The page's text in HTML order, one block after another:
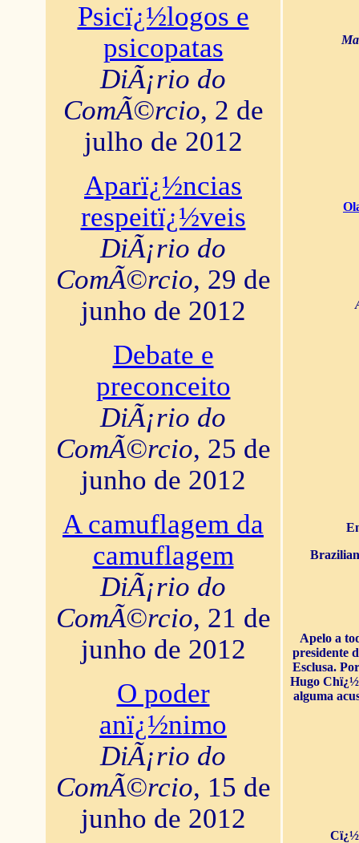
Psicï¿½logos e
psicopatas
DiÃ¡rio do
ComÃ©rcio, 2 de
julho de 2012
Aparï¿½ncias
respeitï¿½veis
DiÃ¡rio do
ComÃ©rcio, 29 de
junho de 2012
Debate e
preconceito
DiÃ¡rio do
ComÃ©rcio, 25 de
junho de 2012
A camuflagem da
camuflagem
DiÃ¡rio do
ComÃ©rcio, 21 de
junho de 2012
O poder
anï¿½nimo
DiÃ¡rio do
ComÃ©rcio, 15 de
junho de 2012
Apelo a
presidente
Esclusa.
Hugo
alguma